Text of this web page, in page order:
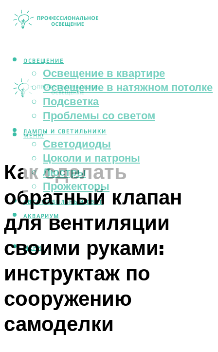
ОСВЕЩЕНИЕ
Освещение в квартире
Освещение в натяжном потолке
Подсветка
Проблемы со светом
ЛАМПЫ И СВЕТИЛЬНИКИ
Светодиоды
Цоколи и патроны
Люстры
Прожекторы
АВТОМОБИЛЬНЫЙ СВЕТ
АКВАРИУМ
МЕНЮ
МЕНЮ
Как сделать
обратный клапан
для вентиляции
своими руками:
инструктаж по
сооружению
самоделки